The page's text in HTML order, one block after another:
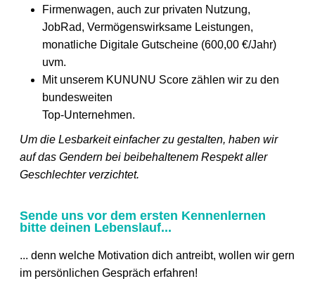
Firmenwagen, auch zur privaten Nutzung,
JobRad, Vermögenswirksame Leistungen,
monatliche Digitale Gutscheine (600,00 €/Jahr)
uvm.
Mit unserem KUNUNU Score zählen wir zu den
bundesweiten
Top-Unternehmen.
Um die Lesbarkeit einfacher zu gestalten, haben wir
auf das Gendern bei beibehaltenem Respekt aller
Geschlechter verzichtet.
Sende uns vor dem ersten Kennenlernen
bitte deinen Lebenslauf...
... denn welche Motivation dich antreibt, wollen wir gern
im persönlichen Gespräch erfahren!